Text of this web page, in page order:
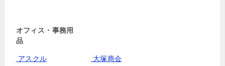
オフィス・事務用
品
アスクル 大塚商会